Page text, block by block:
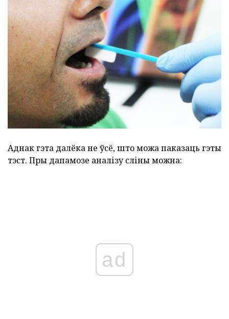
Аднак гэта далёка не ўсё, што можа паказаць гэты
тэст. Пры дапамозе аналізу сліны можна:
ad